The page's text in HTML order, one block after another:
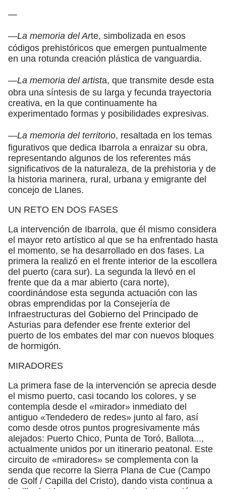
—
—La memoria del Arte, simbolizada en esos
códigos prehistóricos que emergen puntualmente
en una rotunda creación plástica de vanguardia.
—La memoria del artista, que transmite desde esta
obra una síntesis de su larga y fecunda trayectoria
creativa, en la que continuamente ha
experimentado formas y posibilidades expresivas.
—La memoria del territorio, resaltada en los temas
figurativos que dedica Ibarrola a enraizar su obra,
representando algunos de los referentes más
significativos de la naturaleza, de la prehistoria y de
la historia marinera, rural, urbana y emigrante del
concejo de Llanes.
UN RETO EN DOS FASES
La intervención de Ibarrola, que él mismo considera
el mayor reto artístico al que se ha enfrentado hasta
el momento, se ha desarrollado en dos fases. La
primera la realizó en el frente interior de la escollera
del puerto (cara sur). La segunda la llevó en el
frente que da a mar abierto (cara norte),
coordinándose esta segunda actuación con las
obras emprendidas por la Consejería de
Infraestructuras del Gobierno del Principado de
Asturias para defender ese frente exterior del
puerto de los embates del mar con nuevos bloques
de hormigón.
MIRADORES
La primera fase de la intervención se aprecia desde
el mismo puerto, casi tocando los colores, y se
contempla desde el «mirador» inmediato del
antiguo «Tendedero de redes» junto al faro, así
como desde otros puntos progresivamente más
alejados: Puerto Chico, Punta de Toró, Ballota...,
actualmente unidos por un itinerario peatonal. Este
circuito de «miradores» se complementa con la
senda que recorre la Sierra Plana de Cue (Campo
de Golf / Capilla del Cristo), dando vista continua a